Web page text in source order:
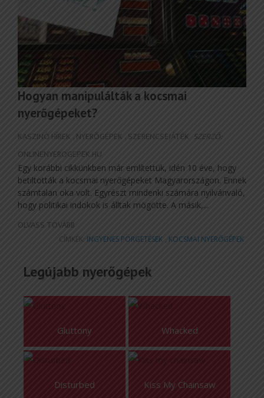
Hogyan manipulálták a kocsmai
nyerőgépeket?
KASZINÓ HÍREK ,NYERŐGÉPEK ,SZERENCSEJÁTÉK SZERZŐ:
ONLINENYEROGEPEK.HU
Egy korábbi cikkünkben már említettük, idén 10 éve, hogy
betiltották a kocsmai nyerőgépeket Magyarországon. Ennek
számtalan oka volt. Egyrészt mindenki számára nyilvánvaló,
hogy politikai indokok is álltak mögötte. A másik,...
OLVASS TOVÁBB
CÍMKÉK: INGYENES PÖRGETÉSEK , KOCSMAI NYERŐGÉPEK
Legújabb nyerőgépek
Gluttony Whacked
Disturbed Kiss My Chainsaw